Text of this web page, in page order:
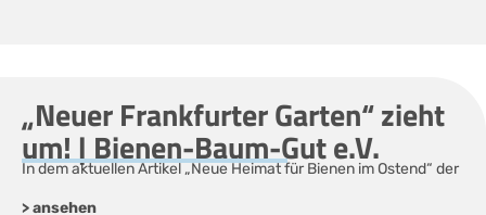
„Neuer Frankfurter Garten“ zieht
um! | Bienen-Baum-Gut e.V.
In dem aktuellen Artikel „Neue Heimat für Bienen im Ostend“ der
> ansehen